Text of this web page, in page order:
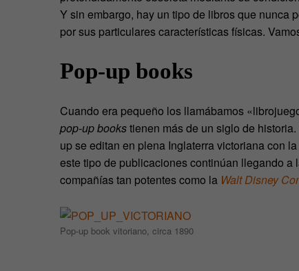
Y sin embargo, hay un tipo de libros que nunca
por sus particulares características físicas.
Pop-up books
Cuando era pequeño los llamábamos
pop-up bookstienen más de un siglo de
up se editan en plena Inglaterra victoriana con
este tipo de publicaciones continúan llegando
compañías tan potentes como la Walt Disney
Pop-up book vitoriano, circa 1890